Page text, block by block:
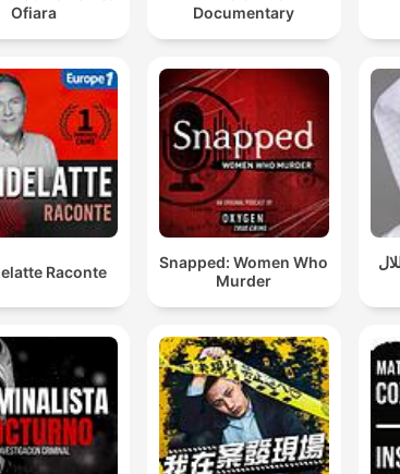
Ofiara
Documentary
Raconte
Snapped: Women Who
Murder